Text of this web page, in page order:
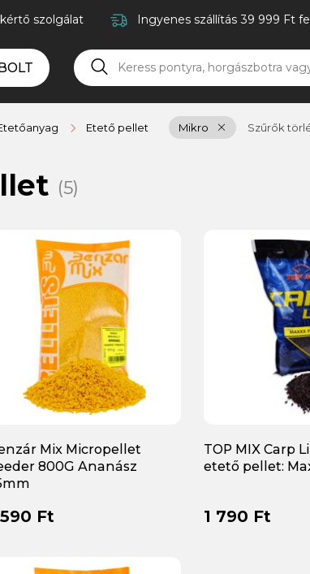
szolgálat Ingyenes szállítás 39 999 Ft
Etető pellet Mikro Szűrők
(5)
Mix Micropellet
800G Ananász
Ft
TOP MIX Carp
etető pellet:
1 790 Ft